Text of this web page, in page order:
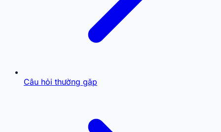
Câu hỏi thường gặp